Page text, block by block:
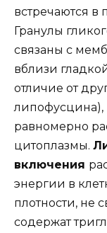
встречаются
Гранулы
связаны с
вблизи
отличие от
липофусцина),
равномерно
цитоплазмы.
включения
энергии в
плотности, не
содержат